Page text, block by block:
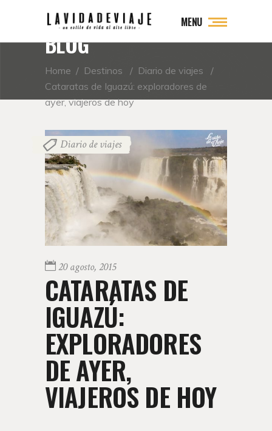
MENU
BLOG
Home / Destinos / Diario de viajes
/
Cataratas de Iguazú: exploradores de
ayer, viajeros de hoy
Diario de viajes
20 agosto, 2015
CATARATAS DE
IGUAZÚ:
EXPLORADORES
DE AYER,
VIAJEROS DE HOY